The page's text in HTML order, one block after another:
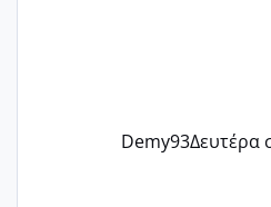
Demy93Δευτέρα